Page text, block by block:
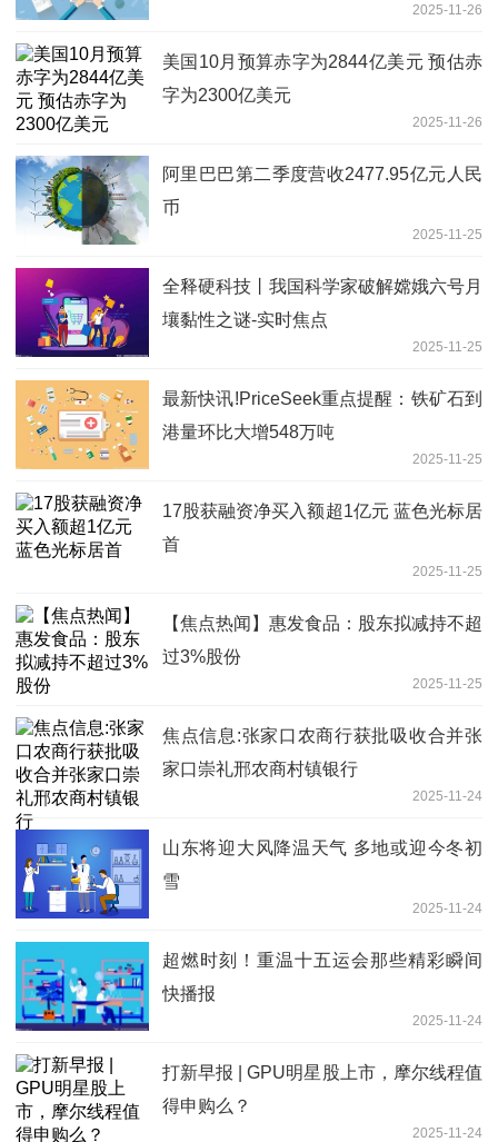
2025-11-26
美国10月预算赤字为2844亿美元 预估赤
字为2300亿美元
2025-11-26
阿里巴巴第二季度营收2477.95亿元人民
币
2025-11-25
全释硬科技丨我国科学家破解嫦娥六号月
壤黏性之谜-实时焦点
2025-11-25
最新快讯!PriceSeek重点提醒：铁矿石到
港量环比大增548万吨
2025-11-25
17股获融资净买入额超1亿元 蓝色光标居
首
2025-11-25
【焦点热闻】惠发食品：股东拟减持不超
过3%股份
2025-11-25
焦点信息:张家口农商行获批吸收合并张
家口崇礼邢农商村镇银行
2025-11-24
山东将迎大风降温天气 多地或迎今冬初
雪
2025-11-24
超燃时刻！重温十五运会那些精彩瞬间
快播报
2025-11-24
打新早报 | GPU明星股上市，摩尔线程值
得申购么？
2025-11-24